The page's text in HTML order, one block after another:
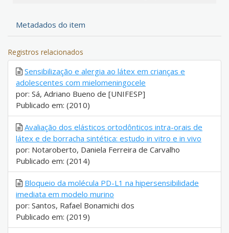
Metadados do item
Registros relacionados
Sensibilização e alergia ao látex em crianças e
adolescentes com mielomeningocele
por: Sá, Adriano Bueno de [UNIFESP]
Publicado em: (2010)
Avaliação dos elásticos ortodônticos intra-orais de
látex e de borracha sintética: estudo in vitro e in vivo
por: Notaroberto, Daniela Ferreira de Carvalho
Publicado em: (2014)
Bloqueio da molécula PD-L1 na hipersensibilidade
imediata em modelo murino
por: Santos, Rafael Bonamichi dos
Publicado em: (2019)